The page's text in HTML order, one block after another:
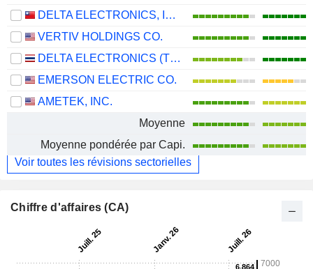
DELTA ELECTRONICS, INC.
VERTIV HOLDINGS CO.
DELTA ELECTRONICS (THAILAND)
EMERSON ELECTRIC CO.
AMETEK, INC.
Moyenne
Moyenne pondérée par Capi.
Voir toutes les révisions sectorielles
Chiffre d'affaires (CA)